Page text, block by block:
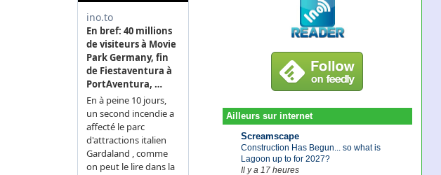
Ailleurs sur internet
Screamscape
Construction Has Begun... so what is
Lagoon up to for 2027?
Il y a 17 heures